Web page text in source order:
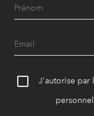
J'autorise par